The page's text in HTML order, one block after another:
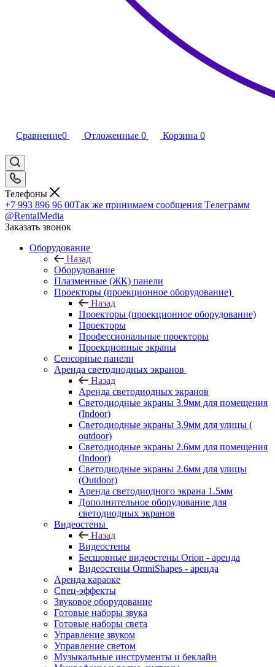
Сравнение0 Отложенные 0 Корзина 0
Телефоны
+7 993 896 96 00Так же принимаем сообщения Tелеграмм
@RentalMedia
Заказать звонок
Оборудование
Назад
Оборудование
Плазменные (ЖК) панели
Проекторы (проекционное оборудование)
Назад
Проекторы (проекционное оборудование)
Проекторы
Профессиональные проекторы
Проекционные экраны
Сенсорные панели
Аренда светодиодных экранов
Назад
Аренда светодиодных экранов
Светодиодные экраны 3.9мм для помещения
(Indoor)
Светодиодные экраны 3.9мм для улицы (
outdoor)
Светодиодные экраны 2.6мм для помещения
(Indoor)
Светодиодные экраны 2.6мм для улицы
(Outdoor)
Аренда светодиодного экрана 1.5мм
Дополнительное оборудование для
светодиодных экранов
Видеостены
Назад
Видеостены
Бесшовные видеостены Orion - аренда
Видеостены OmniShapes - аренда
Аренда караоке
Спец-эффекты
Звуковое оборудование
Готовые наборы звука
Готовые наборы света
Управление звуком
Управление светом
Музыкальные инструменты и беклайн